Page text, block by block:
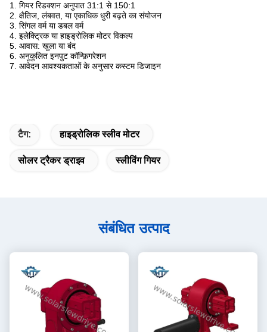
1. गियर रिडक्शन अनुपात 31:1 से 150:1
2. क्षैतिज, लंबवत, या एकाधिक धुरी बढ़ते का संयोजन
3. सिंगल वर्म या डबल वर्म
4. इलेक्ट्रिक या हाइड्रोलिक मोटर विकल्प
5. आवास: खुला या बंद
6. अनुकूलित इनपुट कॉन्फ़िगरेशन
7. आवेदन आवश्यकताओं के अनुसार कस्टम डिजाइन
टैग: हाइड्रोलिक स्लीव मोटर
सोलर ट्रैकर ड्राइव स्लीविंग गियर
संबंधित उत्पाद